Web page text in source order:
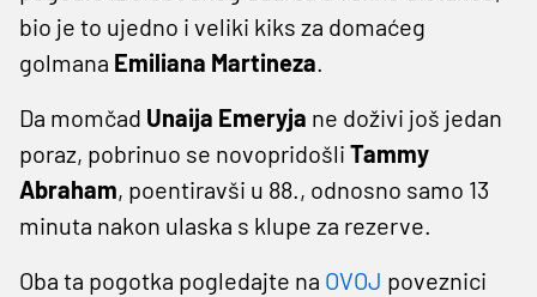
bio je to ujedno i veliki kiks za domaćeg
golmana Emiliana Martineza.
Da momčad Unaija Emeryja ne doživi još jedan
poraz, pobrinuo se novopridošli Tammy
Abraham, poentiravši u 88., odnosno samo 13
minuta nakon ulaska s klupe za rezerve.
Oba ta pogotka pogledajte na OVOJ poveznici